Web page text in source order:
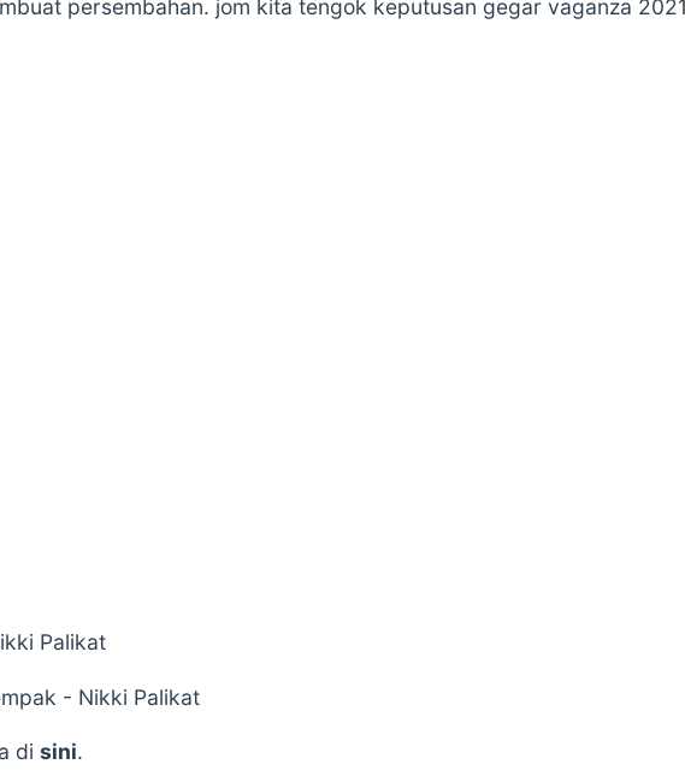
persembahan. jom kita tengok keputusan gegar vaganza 2021
Palikat
- Nikki Palikat
di sini.